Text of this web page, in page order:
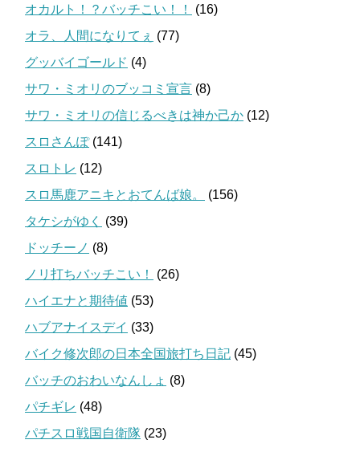
オカルト！？バッチこい！！
(16)
オラ、人間になりてぇ (77)
グッバイゴールド (4)
サワ・ミオリのブッコミ宣言 (8)
サワ・ミオリの信じるべきは神か己か (12)
スロさんぽ(141)
スロトレ (12)
スロ馬鹿アニキとおてんば娘。
(156)
タケシがゆく
(39)
ドッチーノ (8)
ノリ打ちバッチこい！
(26)
ハイエナと期待値 (53)
ハブアナイスデイ (33)
バイク修次郎の日本全国旅打ち日記 (45)
バッチのおわいなんしょ (8)
パチギレ (48)
パチスロ戦国自衛隊 (23)